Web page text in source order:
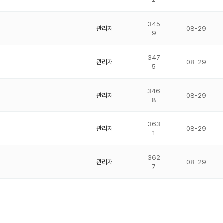
관리자
345
9
08-29
관리자
347
5
08-29
관리자
346
8
08-29
관리자
363
1
08-29
관리자
362
7
08-29